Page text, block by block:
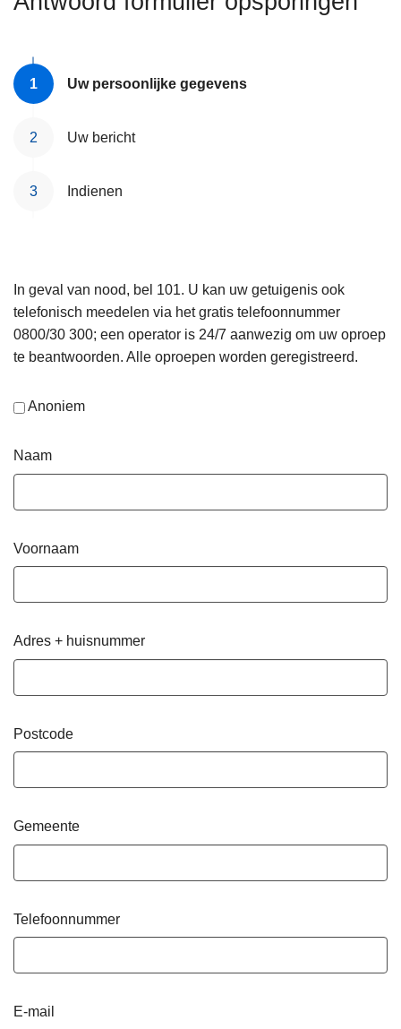
Uw persoonlijke gegevens
Uw bericht
Indienen
In geval van nood, bel 101. U kan uw getuigenis ook
telefonisch meedelen via het gratis telefoonnummer
0800/30 300; een operator is 24/7 aanwezig om uw oproep
te beantwoorden. Alle oproepen worden geregistreerd.
Anoniem
Naam
Voornaam
Adres + huisnummer
Postcode
Gemeente
Telefoonnummer
E-mail